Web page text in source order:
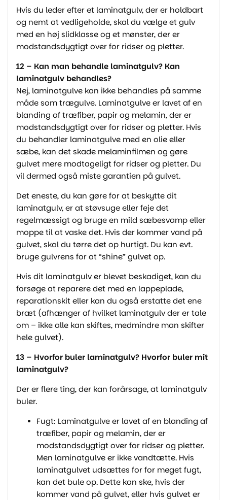
Hvis du leder efter et laminatgulv, der er holdbart
og nemt at vedligeholde, skal du vælge et gulv
med en høj slidklasse og et mønster, der er
modstandsdygtigt over for ridser og pletter.
12 – Kan man behandle laminatgulv? Kan
laminatgulv behandles?
Nej, laminatgulve kan ikke behandles på samme
måde som trægulve. Laminatgulve er lavet af en
blanding af træfiber, papir og melamin, der er
modstandsdygtigt over for ridser og pletter. Hvis
du behandler laminatgulve med en olie eller
sæbe, kan det skade melaminfilmen og gøre
gulvet mere modtageligt for ridser og pletter. Du
vil dermed også miste garantien på gulvet.
Det eneste, du kan gøre for at beskytte dit
laminatgulv, er at støvsuge eller feje det
regelmæssigt og bruge en mild sæbesvamp eller
moppe til at vaske det. Hvis der kommer vand på
gulvet, skal du tørre det op hurtigt. Du kan evt.
bruge gulvrens for at “shine” gulvet op.
Hvis dit laminatgulv er blevet beskadiget, kan du
forsøge at reparere det med en lappeplade,
reparationskit eller kan du også erstatte det ene
bræt (afhænger af hvilket laminatgulv der er tale
om – ikke alle kan skiftes, medmindre man skifter
hele gulvet).
13 – Hvorfor buler laminatgulv? Hvorfor buler mit
laminatgulv?
Der er flere ting, der kan forårsage, at laminatgulv
buler.
Fugt: Laminatgulve er lavet af en blanding af
træfiber, papir og melamin, der er
modstandsdygtigt over for ridser og pletter.
Men laminatgulve er ikke vandtætte. Hvis
laminatgulvet udsættes for for meget fugt,
kan det bule op. Dette kan ske, hvis der
kommer vand på gulvet, eller hvis gulvet er